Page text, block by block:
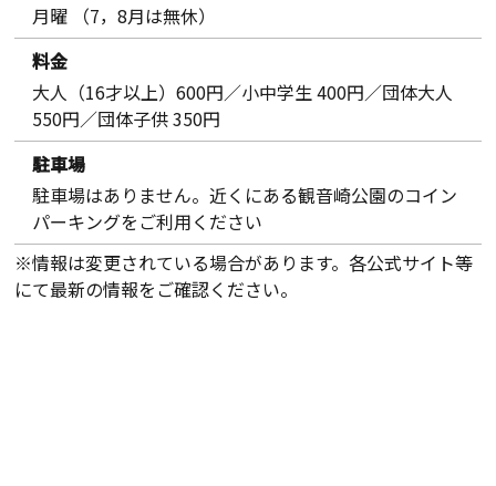
月曜 （7，8月は無休）
料金
大人（16才以上）600円／小中学生 400円／団体大人
550円／団体子供 350円
駐車場
駐車場はありません。近くにある観音崎公園のコイン
パーキングをご利用ください
※情報は変更されている場合があります。各公式サイト等
にて最新の情報をご確認ください。